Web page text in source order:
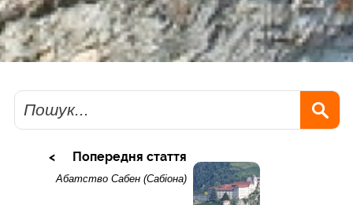
Пошук
Попередня стаття
Абатство Сабен (Сабіона)